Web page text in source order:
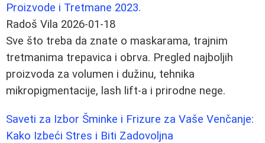
Proizvode i Tretmane 2023.
Radoš Vila 2026-01-18
Sve što treba da znate o maskarama, trajnim
tretmanima trepavica i obrva. Pregled najboljih
proizvoda za volumen i dužinu, tehnika
mikropigmentacije, lash lift-a i prirodne nege.
Saveti za Izbor Šminke i Frizure za Vaše Venčanje:
Kako Izbeći Stres i Biti Zadovoljna